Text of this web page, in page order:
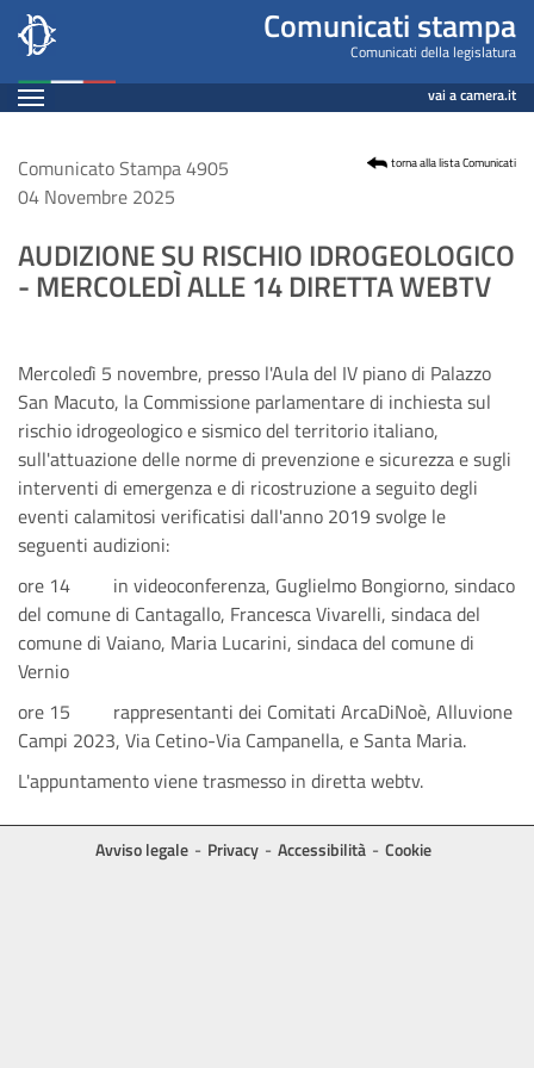
Salta
contenuto
principale
Comunicato
Leg19
n.
4905
Comunicati stampa
Comunicati della legislatura
Espandi vai a camera.it
Contenuto
Comunicato Stampa 4905
04 Novembre 2025
AUDIZIONE SU RISCHIO IDROGEOLOGICO
- MERCOLEDÌ ALLE 14 DIRETTA WEBTV
Mercoledì 5 novembre, presso l'Aula del IV piano di Palazzo
San Macuto, la Commissione parlamentare di inchiesta sul
rischio idrogeologico e sismico del territorio italiano,
sull'attuazione delle norme di prevenzione e sicurezza e sugli
interventi di emergenza e di ricostruzione a seguito degli
eventi calamitosi verificatisi dall'anno 2019 svolge le
seguenti audizioni:
ore 14 in videoconferenza, Guglielmo Bongiorno, sindaco
del comune di Cantagallo, Francesca Vivarelli, sindaca del
comune di Vaiano, Maria Lucarini, sindaca del comune di
Vernio
ore 15 rappresentanti dei Comitati ArcaDiNoè, Alluvione
Campi 2023, Via Cetino-Via Campanella, e Santa Maria.
L'appuntamento viene trasmesso in diretta webtv.
torna alla lista Comunicati
Avviso legale Privacy Accessibilità Cookie